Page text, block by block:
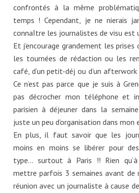
confrontés à la même
temps ! Cependant, je ne nierais
connaître les journalistes de visu est
Et j’encourage grandement les
les tournées de rédaction ou les
café, d’un petit-déj ou d’un
Ce n’est pas parce que je suis à
pas décrocher mon téléphone et
parisien à déjeuner dans la
juste un peu d’organisation dans mon
En plus, il faut savoir que les
moins en moins se libérer pour
type… surtout à Paris !! Rien
mettre parfois 3 semaines avant de
réunion avec un journaliste à cause